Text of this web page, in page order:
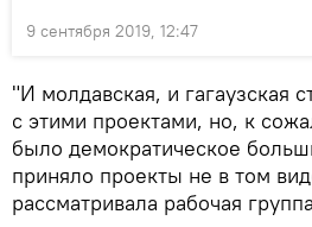
9 сентября 2019, 12:47
"И молдавская, и гагаузская
с этими проектами, но, к
было демократическое
приняло проекты не в том
рассматривала рабочая